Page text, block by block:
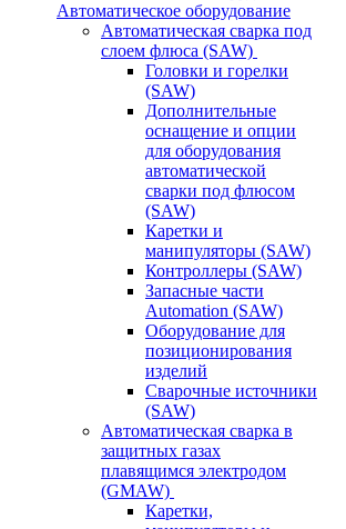
Автоматическое оборудование
Автоматическая сварка под
слоем флюса (SAW)
Головки и горелки
(SAW)
Дополнительные
оснащение и опции
для оборудования
автоматической
сварки под флюсом
(SAW)
Каретки и
манипуляторы (SAW)
Контроллеры (SAW)
Запасные части
Automation (SAW)
Оборудование для
позиционирования
изделий
Сварочные источники
(SAW)
Автоматическая сварка в
защитных газах
плавящимся электродом
(GMAW)
Каретки,